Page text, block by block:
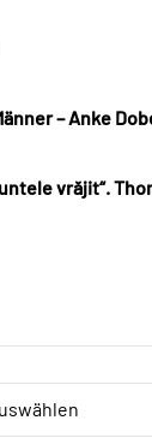
– Anke
vrăjit“.